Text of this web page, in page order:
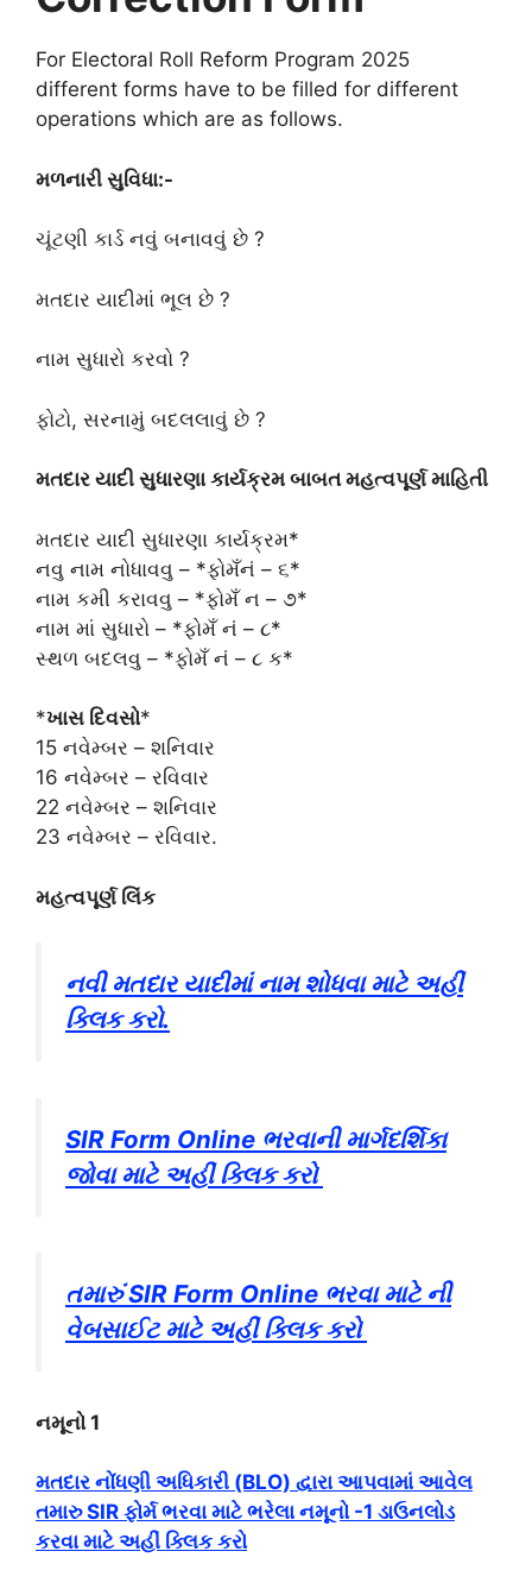
For Electoral Roll Reform Program 2025
different forms have to be filled for different
operations which are as follows.
મળનારી સુવિધા:-
ચૂંટણી કાર્ડ નવું બનાવવું છે ?
મતદાર યાદીમાં ભૂલ છે ?
નામ સુધારો કરવો ?
ફોટો, સરનામું બદલલાવું છે ?
મતદાર યાદી સુધારણા કાર્યક્રમ બાબત મહત્વપૂર્ણ માહિતી
મતદાર યાદી સુધારણા કાર્યક્રમ*
નવુ નામ નોધાવવુ – *ફોમઁનં – ૬*
નામ કમી કરાવવુ – *ફોમઁ ન – ૭*
નામ માં સુધારો – *ફોમઁ નં – ૮*
સ્થળ બદલવુ – *ફોમઁ નં – ૮ ક*
*ખાસ દિવસો*
15 નવેમ્બર – શનિવાર
16 નવેમ્બર – રવિવાર
22 નવેમ્બર – શનિવાર
23 નવેમ્બર – રવિવાર.
મહત્વપૂર્ણ લિંક
નવી મતદાર યાદીમાં નામ શોધવા માટે અહીં
ક્લિક કરો.
SIR Form Online ભરવાની માર્ગદર્શિકા
જોવા માટે અહીં ક્લિક કરો
તમારું SIR Form Online ભરવા માટે ની
વેબસાઈટ માટે અહીં ક્લિક કરો
નમૂનો 1
મતદાર નોંધણી અધિકારી (BLO) દ્વારા આપવામાં આવેલ
તમારુ SIR ફોર્મ ભરવા માટે ભરેલા નમૂનો -1 ડાઉનલોડ
કરવા માટે અહીં ક્લિક કરો